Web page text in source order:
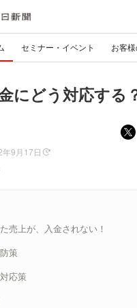
セミナー・イベント お客
にどう対応する
9月17日
売上が、入金されない！
策
応策